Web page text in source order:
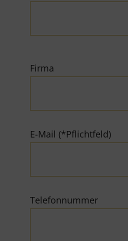
Firma
E-Mail (*Pflichtfeld)
Telefonnummer